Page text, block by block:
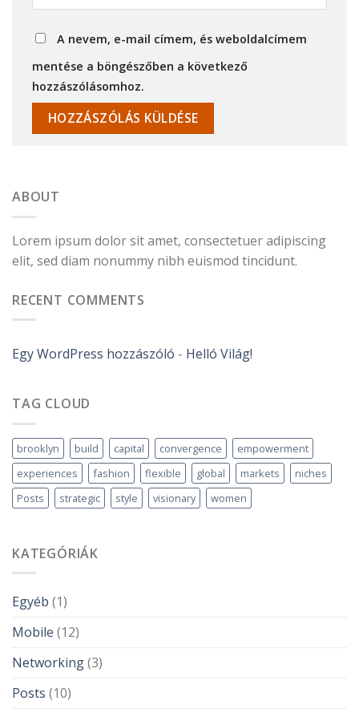
A nevem, e-mail címem, és weboldalcímem
mentése a böngészőben a következő
hozzászólásomhoz.
ABOUT
Lorem ipsum dolor sit amet, consectetuer adipiscing
elit, sed diam nonummy nibh euismod tincidunt.
RECENT COMMENTS
Egy WordPress hozzászóló - Helló Világ!
TAG CLOUD
brooklyn build capital convergence
empowerment
experiences
fashion flexible global markets
niches
Posts
strategic style visionary women
KATEGÓRIÁK
Egyéb (1)
Mobile (12)
Networking(3)
Posts (10)